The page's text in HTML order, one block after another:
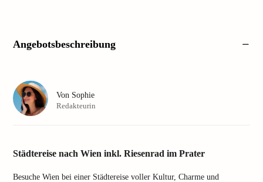
Angebotsbeschreibung
Städtereise nach Wien inkl. Riesenrad im Prater
Besuche Wien bei einer Städtereise voller Kultur, Charme und
Von Sophie
Redakteurin